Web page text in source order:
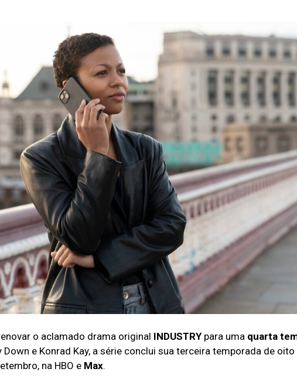
o aclamado drama original INDUSTRYpara uma quarta
Down e Konrad Kay, a série conclui sua terceira temporada de
na HBO e Max.